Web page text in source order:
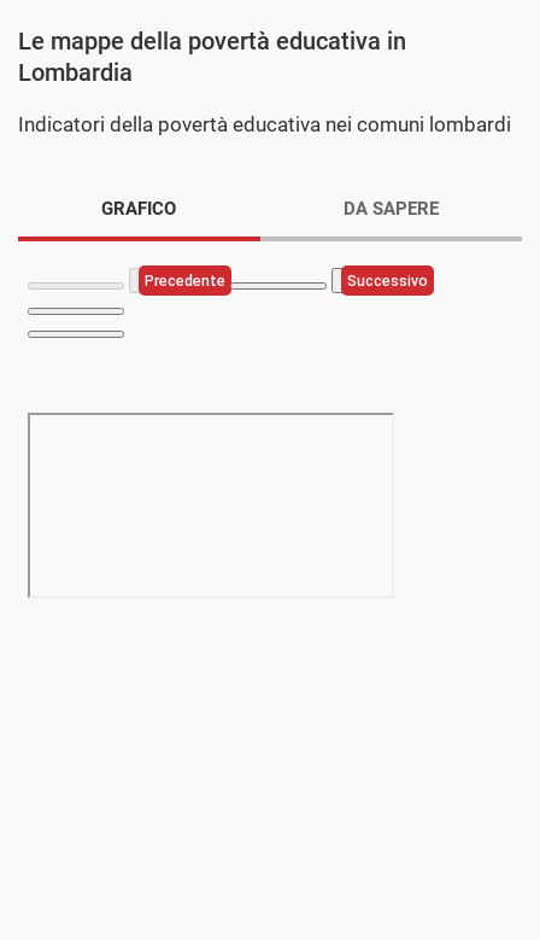
Le mappe della povertà educativa in
Lombardia
Indicatori della povertà educativa nei comuni lombardi
GRAFICO DA SAPERE